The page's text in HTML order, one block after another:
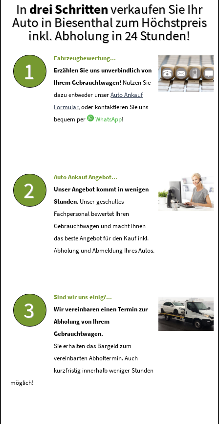
In drei Schrittenverkaufen Sie Ihr
Auto in Biesenthal zum Höchstpreis
inkl. Abholung in 24 Stunden!
1
Fahrzeugbewertung...
Erzählen Sie uns unverbindlich von
Ihrem Gebrauchtwagen! Nutzen Sie
dazu entweder unserAuto Ankauf
Formular, oder kontaktieren Sie uns
bequem per
WhatsApp!
2
Auto Ankauf Angebot...
Unser Angebot kommt in wenigen
Stunden. Unser geschultes
Fachpersonal bewertet Ihren
Gebrauchtwagen und macht ihnen
das beste Angebot für den Kauf inkl.
Abholung und Abmeldung Ihres Autos.
3
Sind wir uns einig?...
Wir vereinbaren einen Termin zur
Abholung von Ihrem
Gebrauchtwagen.
Sie erhalten das Bargeld zum
vereinbarten Abholtermin. Auch
kurzfristig innerhalb weniger Stunden
möglich!